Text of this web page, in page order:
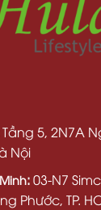
5, 2N7A
Nội
:03-N7
Phước, TP.